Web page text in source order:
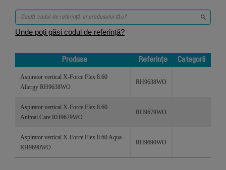
Unde poți găsi codul de referință?
Produse Referințe
Categorii
Aspirator vertical X-Force Flex 8.60
Allergy RH9638WO
RH9638WO
Aspirator vertical X-Force Flex 8.60
Animal Care RH9679WO
RH9679WO
Aspirator vertical X-Force Flex 8.60 Aqua
RH9690WO
RH9690WO